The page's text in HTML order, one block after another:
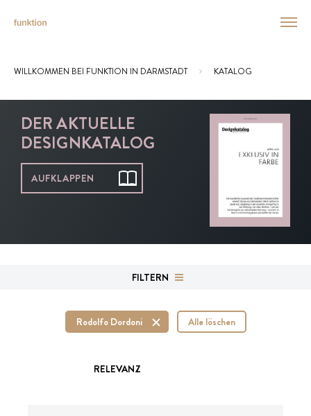
Sie sind hier:
WILLKOMMEN BEI FUNKTION IN DARMSTADT KATALOG
DER AKTUELLE
DESIGNKATALOG
AUFKLAPPEN
FILTERN
Rodolfo Dordoni Alle löschen
RELEVANZ